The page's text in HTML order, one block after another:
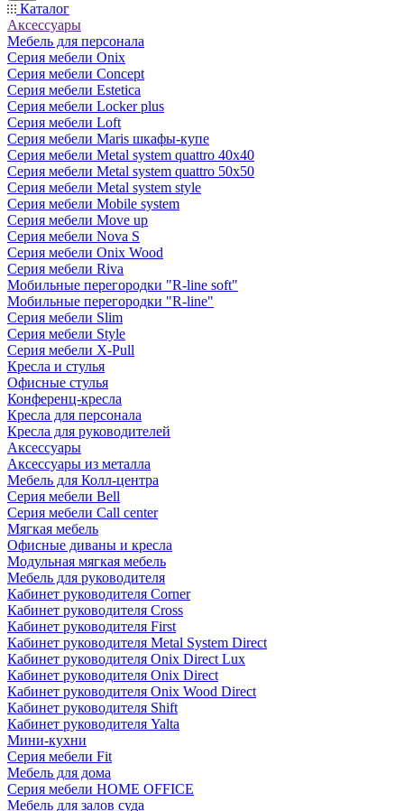
Каталог
Аксессуары
Мебель для персонала
Серия мебели Onix
Серия мебели Concept
Серия мебели Estetica
Серия мебели Locker plus
Серия мебели Loft
Серия мебели Maris шкафы-купе
Серия мебели Metal system quattro 40x40
Серия мебели Metal system quattro 50x50
Серия мебели Metal system style
Серия мебели Mobile system
Серия мебели Move up
Серия мебели Nova S
Серия мебели Onix Wood
Серия мебели Riva
Мобильные перегородки "R-line soft"
Мобильные перегородки "R-line"
Серия мебели Slim
Серия мебели Style
Серия мебели X-Pull
Кресла и стулья
Офисные стулья
Конференц-кресла
Кресла для персонала
Кресла для руководителей
Аксессуары
Аксессуары из металла
Мебель для Колл-центра
Серия мебели Bell
Серия мебели Call center
Мягкая мебель
Офисные диваны и кресла
Модульная мягкая мебель
Мебель для руководителя
Кабинет руководителя Corner
Кабинет руководителя Cross
Кабинет руководителя First
Кабинет руководителя Metal System Direct
Кабинет руководителя Onix Direct Lux
Кабинет руководителя Onix Direct
Кабинет руководителя Onix Wood Direct
Кабинет руководителя Shift
Кабинет руководителя Yalta
Мини-кухни
Серия мебели Fit
Мебель для дома
Серия мебели HOME OFFICE
Мебель для залов суда